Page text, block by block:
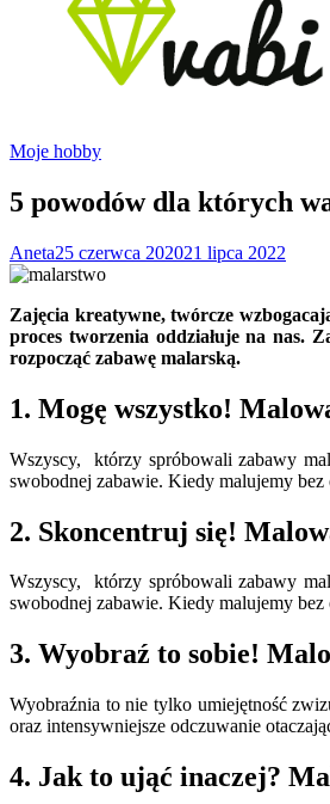
Moje hobby
5 powodów dla których
Aneta25 czerwca 202021 lipca 2022
Zajęcia kreatywne, twórcze
proces tworzenia oddziałuje na nas.
rozpocząć zabawę malarską.
1. Mogę wszystko!
Wszyscy, którzy spróbowali zabawy
swobodnej zabawie. Kiedy malujemy bez
2. Skoncentruj się!
Wszyscy, którzy spróbowali zabawy
swobodnej zabawie. Kiedy malujemy bez
3. Wyobraź to sobie!
Wyobraźnia to nie tylko umiejętność
oraz intensywniejsze odczuwanie
4. Jak to ująć inaczej?